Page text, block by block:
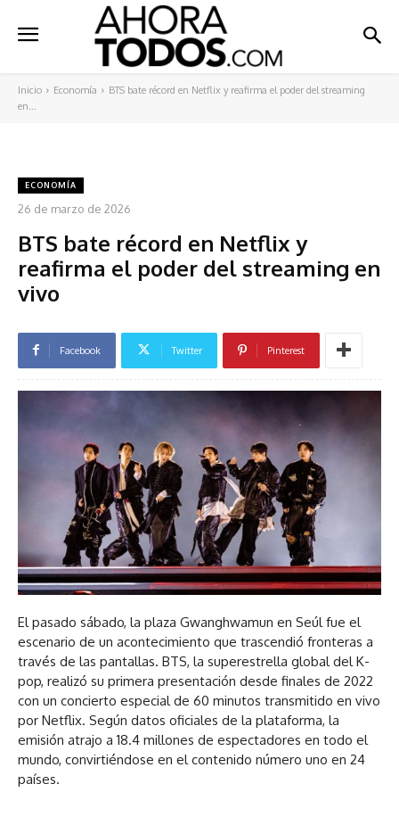
Inicio Economía
BTS bate récord en Netflix y reafirma el poder del streaming
en...
ECONOMÍA
26 de marzo de 2026
BTS bate récord en Netflix y
reafirma el poder del streaming en
vivo
Facebook Twitter Pinterest
El pasado sábado, la plaza Gwanghwamun en Seúl fue el
escenario de un acontecimiento que trascendió fronteras a
través de las pantallas. BTS, la superestrella global del K-
pop, realizó su primera presentación desde finales de 2022
con un concierto especial de 60 minutos transmitido en vivo
por Netflix. Según datos oficiales de la plataforma, la
emisión atrajo a 18.4 millones de espectadores en todo el
mundo, convirtiéndose en el contenido número uno en 24
países.